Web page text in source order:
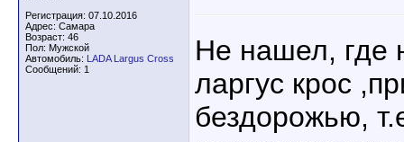
Регистрация: 07.10.2016
Адрес: Самара
Возраст: 46
Пол: Мужской
Автомобиль: LADA Largus Cross
Сообщений: 1
Не нашел, где
ларгус крос
бездорожью,